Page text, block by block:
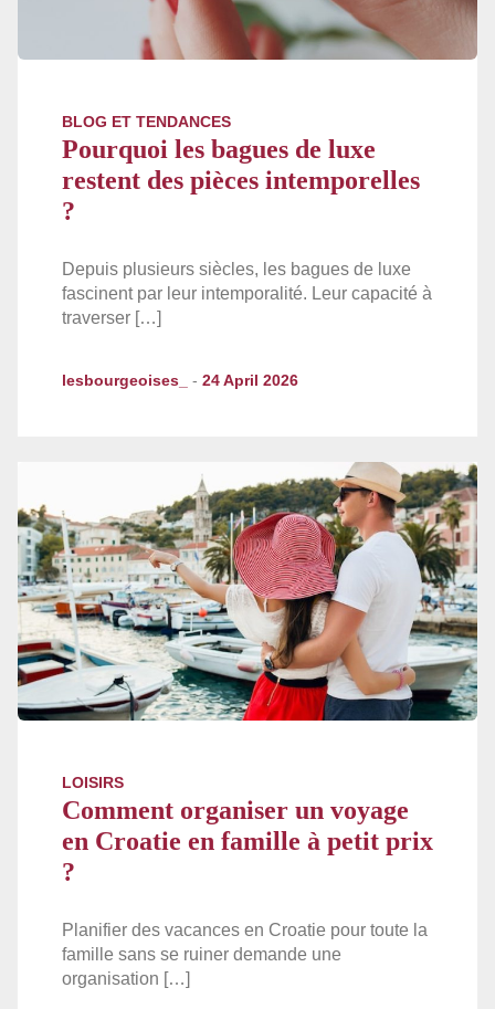
BLOG ET TENDANCES
Pourquoi les bagues de luxe
restent des pièces intemporelles
?
Depuis plusieurs siècles, les bagues de luxe
fascinent par leur intemporalité. Leur capacité à
traverser […]
lesbourgeoises_ - 24 April 2026
LOISIRS
Comment organiser un voyage
en Croatie en famille à petit prix
?
Planifier des vacances en Croatie pour toute la
famille sans se ruiner demande une
organisation […]